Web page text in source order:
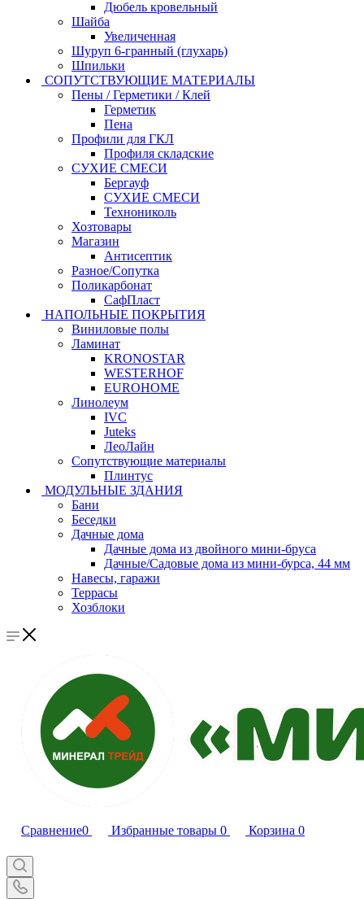
Дюбель кровельный
Шайба
Увеличенная
Шуруп 6-гранный (глухарь)
Шпильки
СОПУТСТВУЮЩИЕ МАТЕРИАЛЫ
Пены / Герметики / Клей
Герметик
Пена
Профили для ГКЛ
Профиля складские
СУХИЕ СМЕСИ
Бергауф
СУХИЕ СМЕСИ
Технониколь
Хозтовары
Магазин
Антисептик
Разное/Сопутка
Поликарбонат
СафПласт
НАПОЛЬНЫЕ ПОКРЫТИЯ
Виниловые полы
Ламинат
KRONOSTAR
WESTERHOF
EUROHOME
Линолеум
IVC
Juteks
ЛеоЛайн
Сопутствующие материалы
Плинтус
МОДУЛЬНЫЕ ЗДАНИЯ
Бани
Беседки
Дачные дома
Дачные дома из двойного мини-бруса
Дачные/Садовые дома из мини-бурса, 44 мм
Навесы, гаражи
Террасы
Хозблоки
Сравнение0 Избранные товары 0 Корзина 0